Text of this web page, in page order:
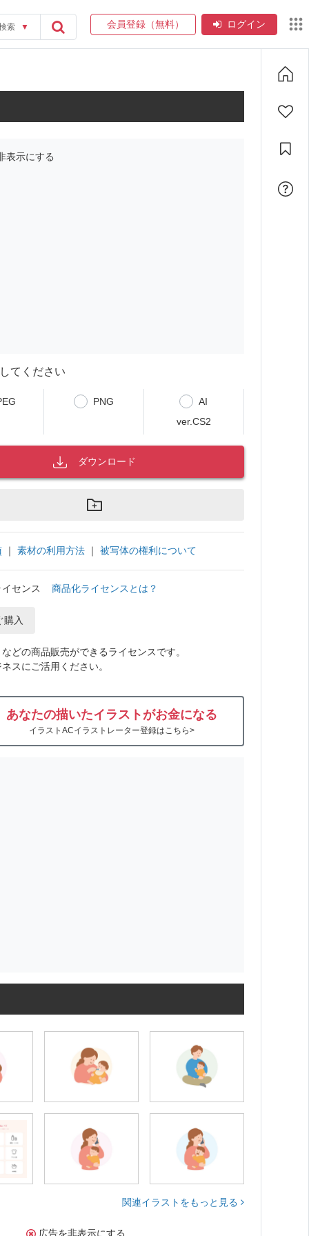
索 ▼ 会員登録（無料） ログイン
表示にする
てください
PNG
AI
ver.CS2
ダウンロード
｜ 素材の利用方法 ｜ 被写体の権利について
センス 商品化ライセンスとは？
購入
どの商品販売ができるライセンスです。
スにご活用ください。
あなたの描いたイラストがお金になる
イラストACイラストレーター登録はこちら>
関連イラストをもっと見る
広告を非表示にする